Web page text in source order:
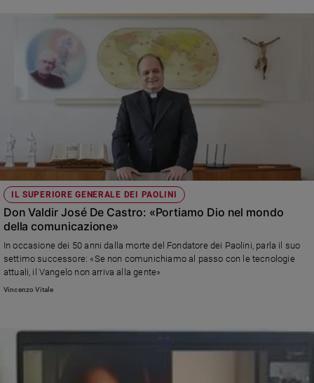
IL SUPERIORE GENERALE DEI PAOLINI
Don Valdir José De Castro: «Portiamo Dio nel mondo
della comunicazione»
In occasione dei 50 anni dalla morte del Fondatore dei Paolini, parla il suo
settimo successore: «Se non comunichiamo al passo con le tecnologie
attuali, il Vangelo non arriva alla gente»
Vincenzo Vitale